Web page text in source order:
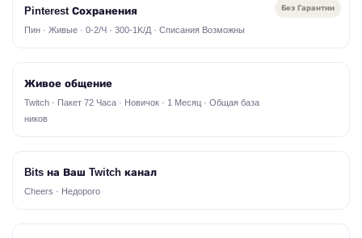
Без Гарантии
Pinterest Сохранения
Пин · Живые · 0-2/Ч · 300-1K/Д · Списания Возможны
Живое общение
Twitch · Пакет 72 Часа · Новичок · 1 Месяц · Общая база
ников
Bits на Ваш Twitch канал
Cheers · Недорого